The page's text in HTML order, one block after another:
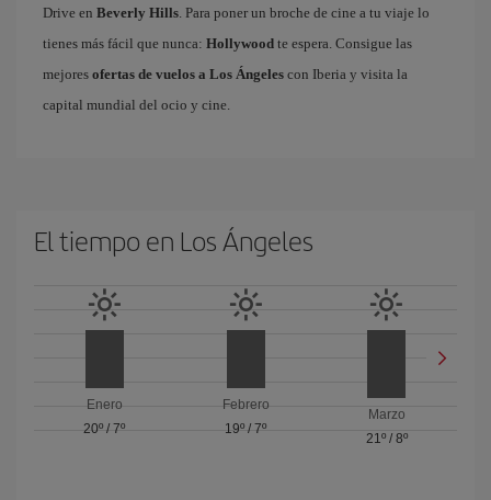
Drive en Beverly Hills. Para poner un broche de cine a tu viaje lo
tienes más fácil que nunca: Hollywood te espera. Consigue las
mejores ofertas de vuelos a Los Ángeles con Iberia y visita la
capital mundial del ocio y cine.
El tiempo en Los Ángeles
Enero
20º /7º
Febrero
19º / 7º
Marzo
21º/ 8º